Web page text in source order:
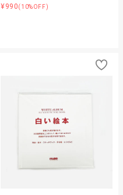
¥990(10%OFF)